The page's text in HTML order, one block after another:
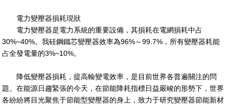
電力變壓器損耗現狀
電力變壓器是電力系統的重要設備，其損耗在電網損耗中占
30%~40%。我硅鋼鐵芯變壓器效率為96%～99.7%，所有變壓器耗能
占全發電量的3%~10%。
降低變壓器損耗，提高輸變電效率，是目前世界各普遍關注的問
題。在能源日趨緊張的今天，在節能降耗指標日益嚴峻的形勢下，世界
各紛紛將目光聚焦于節能型變壓器的身上，致力于研究變壓器節能新材